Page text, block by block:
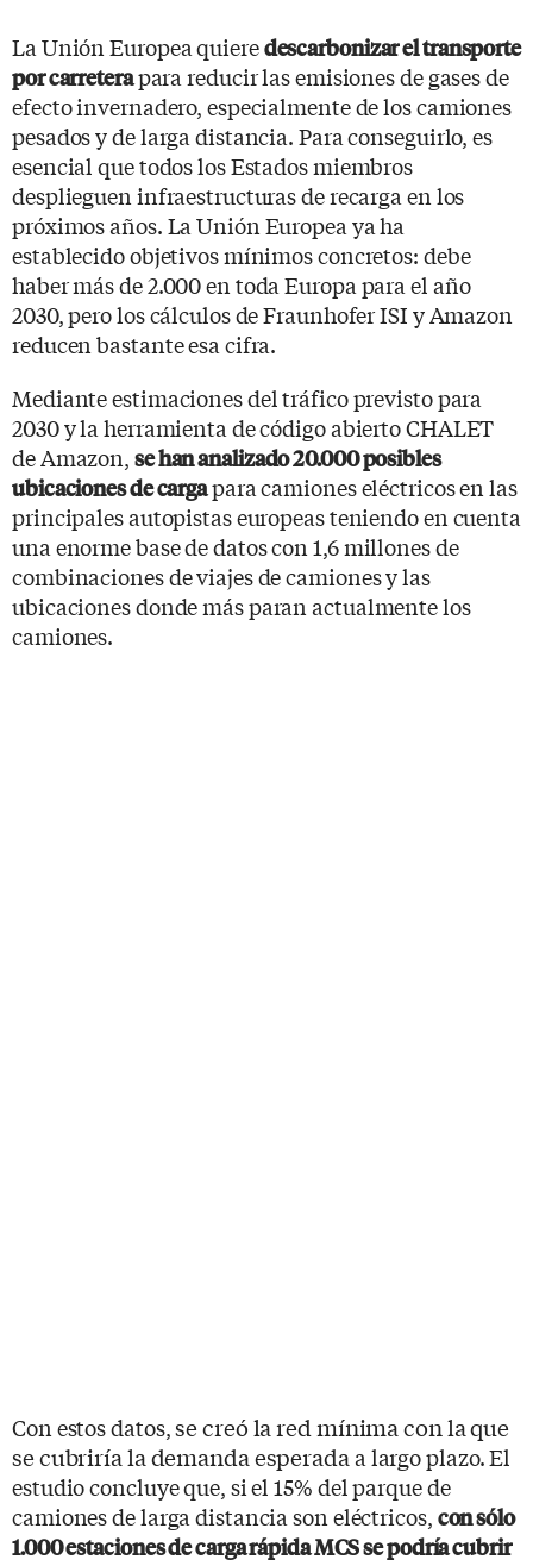
La Unión Europea quieredescarbonizar el transporte
por carreterapara reducir las emisiones de gases de
efecto invernadero, especialmente de los camiones
pesados y de larga distancia. Para conseguirlo, es
esencial que todos los Estados miembros
desplieguen infraestructuras de recarga en los
próximos años. La Unión Europea ya ha
establecido objetivos mínimos concretos: debe
haber más de 2.000 en toda Europa para el año
2030, pero los cálculos de Fraunhofer ISI y Amazon
reducen bastante esa cifra.
Mediante estimaciones del tráfico previsto para
2030 y la herramienta de código abierto CHALET
de Amazon, se han analizado 20.000 posibles
ubicaciones de cargapara camiones eléctricos en las
principales autopistas europeas teniendo en cuenta
una enorme base de datos con 1,6 millones de
combinaciones de viajes de camiones y las
ubicaciones donde más paran actualmente los
camiones.
Con estos datos,se creó la red mínima con la que
se cubriría la demanda esperadaa largo plazo. El
estudio concluye que, si el 15% del parque de
camiones de larga distancia son eléctricos, con sólo
1.000 estaciones de carga rápida MCS se podría cubrir